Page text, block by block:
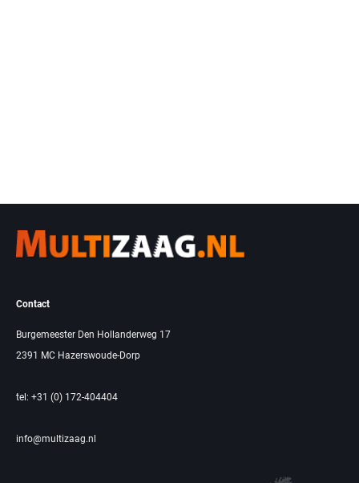
Contact
Burgemeester Den Hollanderweg 17
2391 MC Hazerswoude-Dorp
tel: +31 (0) 172-404404
info@multizaag.nl